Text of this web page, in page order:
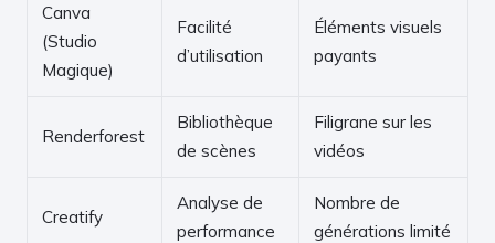
Canva
(Studio
Magique)
Facilité
d’utilisation
Éléments visuels
payants
Renderforest
Bibliothèque
de scènes
Filigrane sur les
vidéos
Creatify
Analyse de
performance
Nombre de
générations limité